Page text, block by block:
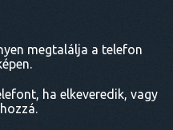
megtalálja a telefon
ha elkeveredik, vagy